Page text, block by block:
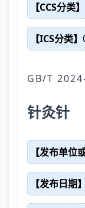
【CCS分类】
【ICS分类】
GB/T
针灸针
【发布单位
【发布日期】